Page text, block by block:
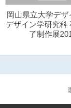
岡山県立大学デザ
デザイン学研究科
了制作展